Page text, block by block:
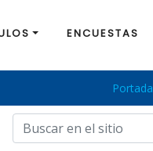
ENCUESTAS
Portada